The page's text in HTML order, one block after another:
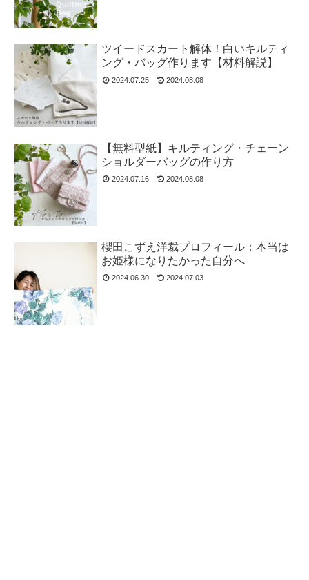
ツイードスカート解体！白いキルティ
ング・バッグ作ります【材料解説】
2024.07.25 2024.08.08
【無料型紙】キルティング・チェーン
ショルダーバッグの作り方
2024.07.16 2024.08.08
櫻田こずえ洋裁プロフィール：本当は
お姫様になりたかった自分へ
2024.06.30 2024.07.03